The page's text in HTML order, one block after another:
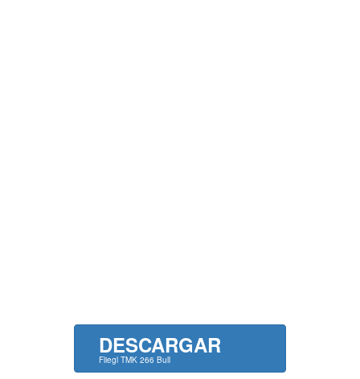
DESCARGAR
Fliegl TMK 266 Bull